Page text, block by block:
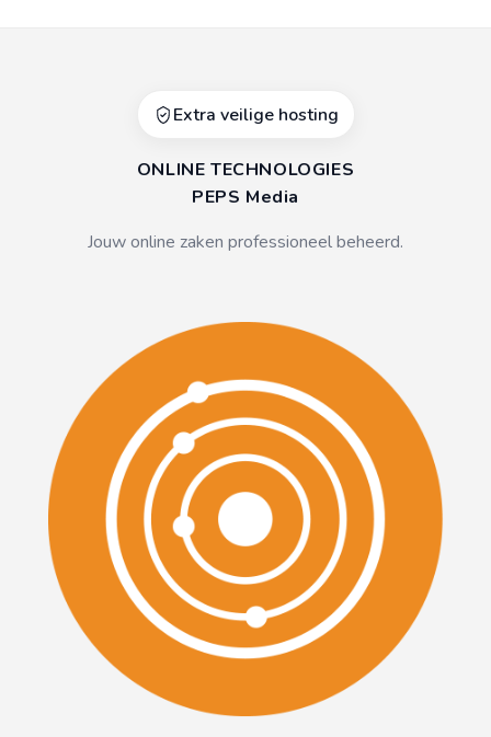
Extra veilige hosting
ONLINE TECHNOLOGIES
PEPS Media
Jouw online zaken professioneel beheerd.